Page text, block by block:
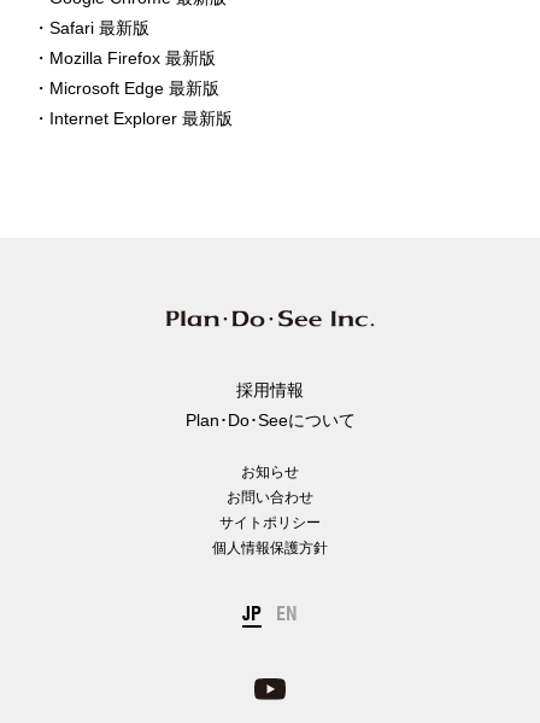
・Safari 最新版
・Mozilla Firefox 最新版
・Microsoft Edge 最新版
・Internet Explorer 最新版
採用情報
Plan･Do･Seeについて
お知らせ
お問い合わせ
サイトポリシー
個人情報保護方針
JP EN